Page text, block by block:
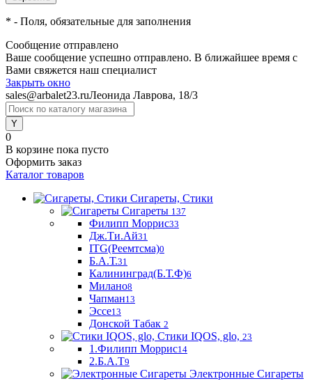
* - Поля, обязательные для заполнения
Сообщение отправлено
Ваше сообщение успешно отправлено. В ближайшее время с
Вами свяжется наш специалист
Закрыть окно
sales@arbalet23.ruЛеонида Лаврова, 18/3
0
В корзине пока пусто
Оформить заказ
Каталог товаров
Сигареты, Стики
Сигареты 137
Филипп Моррис33
Дж.Ти.Ай31
ITG(Реемтсма)0
Б.А.Т.31
Калининград(Б.Т.Ф)6
Милано8
Чапман13
Эссе13
Донской Табак 2
Стики IQOS, glo, 23
1.Филипп Моррис14
2.Б.А.Т9
Электронные Сигареты